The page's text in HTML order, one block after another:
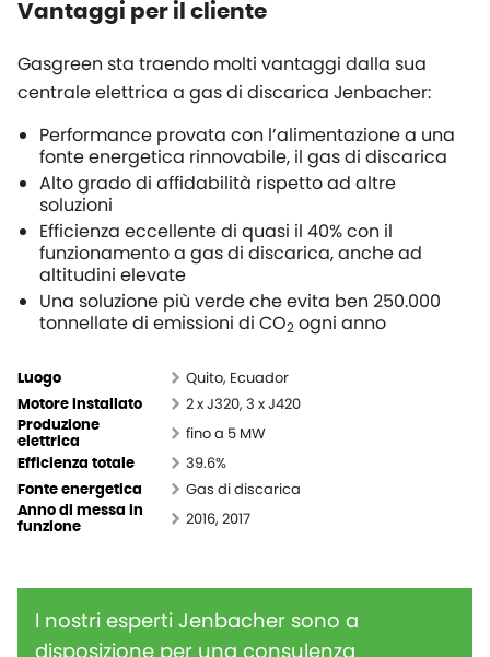
Vantaggi per il cliente
Gasgreen sta traendo molti vantaggi dalla sua
centrale elettrica a gas di discarica Jenbacher:
Performance provata con l’alimentazione a una
fonte energetica rinnovabile, il gas di discarica
Alto grado di affidabilità rispetto ad altre
soluzioni
Efficienza eccellente di quasi il 40% con il
funzionamento a gas di discarica, anche ad
altitudini elevate
Una soluzione più verde che evita ben 250.000
tonnellate di emissioni di CO2 ogni anno
Luogo Quito, Ecuador
Motore installato 2 x J320, 3 x J420
Produzione
elettrica
fino a 5 MW
Efficienza totale 39.6%
Fonte energetica Gas di discarica
Anno di messa in
funzione
2016, 2017
I nostri esperti Jenbacher sono a
disposizione per una consulenza